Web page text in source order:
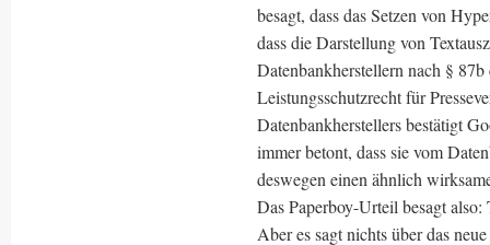
besagt, dass das Setzen von
dass die Darstellung von
Datenbankherstellern nach §
Leistungsschutzrecht für
Datenbankherstellers bestätigt
immer betont, dass sie vom
deswegen einen ähnlich
Das Paperboy-Urteil besagt
Aber es sagt nichts über das